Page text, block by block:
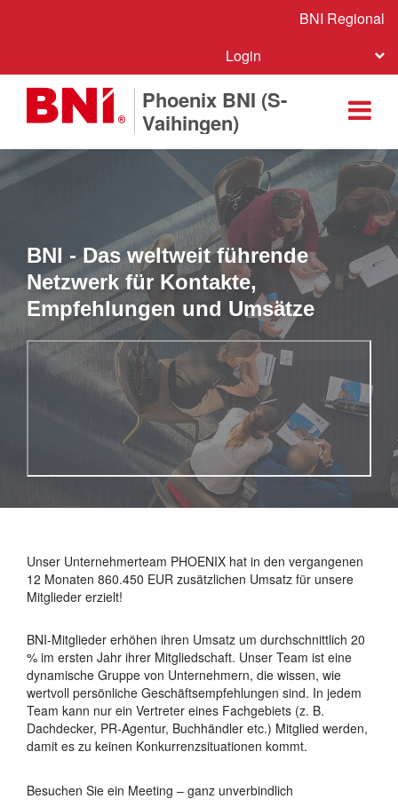
BNI Regional
Login
Phoenix BNI (S-
Vaihingen)
BNI - Das weltweit führende
Netzwerk für Kontakte,
Empfehlungen und Umsätze
Unser Unternehmerteam PHOENIX hat in den vergangenen
12 Monaten 860.450 EUR zusätzlichen Umsatz für unsere
Mitglieder erzielt!
BNI-Mitglieder erhöhen ihren Umsatz um durchschnittlich 20
% im ersten Jahr ihrer Mitgliedschaft. Unser Team ist eine
dynamische Gruppe von Unternehmern, die wissen, wie
wertvoll persönliche Geschäftsempfehlungen sind. In jedem
Team kann nur ein Vertreter eines Fachgebiets (z. B.
Dachdecker, PR-Agentur, Buchhändler etc.) Mitglied werden,
damit es zu keinen Konkurrenzsituationen kommt.
Besuchen Sie ein Meeting – ganz unverbindlich